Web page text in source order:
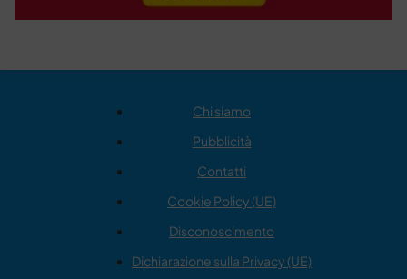
Chi siamo
Pubblicità
Contatti
Cookie Policy (UE)
Disconoscimento
Dichiarazione sulla Privacy (UE)